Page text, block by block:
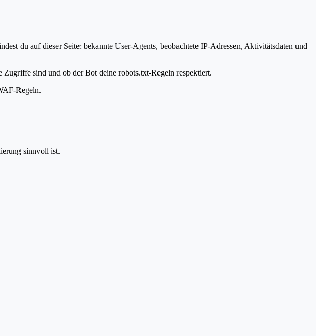
du auf dieser Seite: bekannte User-Agents, beobachtete IP-Adressen, Aktivitätsdaten und
sind und ob der Bot deine robots.txt-Regeln respektiert.
Regeln.
sinnvoll ist.